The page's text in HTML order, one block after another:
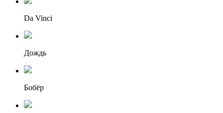
Da Vinci
Дождь
Бобёр